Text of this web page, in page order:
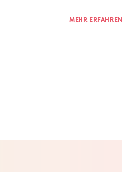
MEHR ERFAHREN